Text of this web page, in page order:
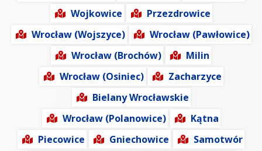
Wojkowice
Przezdrowice
Wrocław (Wojszyce)
Wrocław (Pawłowice)
Wrocław (Brochów)
Milin
Wrocław (Osiniec)
Zacharzyce
Bielany Wrocławskie
Wrocław (Polanowice)
Kątna
Piecowice
Gniechowice
Samotwór